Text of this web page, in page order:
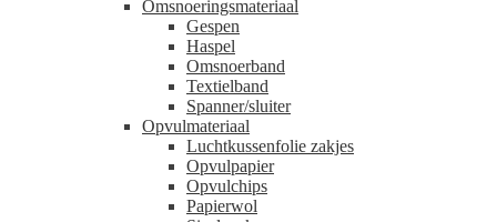
Omsnoeringsmateriaal
Gespen
Haspel
Omsnoerband
Textielband
Spanner/sluiter
Opvulmateriaal
Luchtkussenfolie zakjes
Opvulpapier
Opvulchips
Papierwol